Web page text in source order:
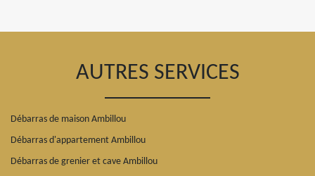
AUTRES SERVICES
Débarras de maison Ambillou
Débarras d'appartement Ambillou
Débarras de grenier et cave Ambillou